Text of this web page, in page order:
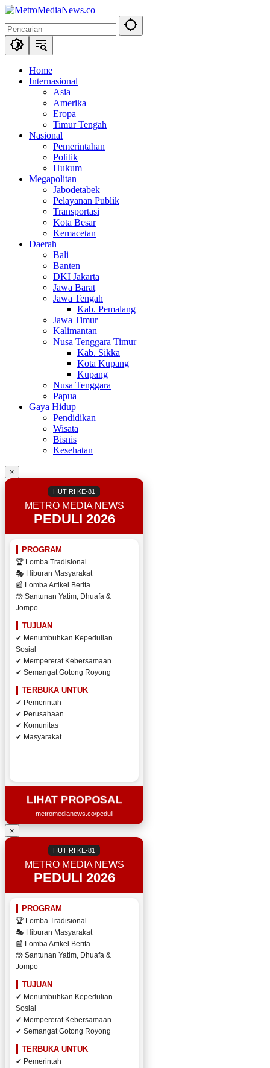
Langsung
konten
Home
Internasional
Asia
Amerika
Eropa
Timur Tengah
Nasional
Pemerintahan
Politik
Hukum
Megapolitan
Jabodetabek
Pelayanan Publik
Transportasi
Kota Besar
Kemacetan
Daerah
Bali
Banten
DKI Jakarta
Jawa Barat
Jawa Tengah
Kab. Pemalang
Jawa Timur
Kalimantan
Nusa Tenggara Timur
Kab. Sikka
Kota Kupang
Kupang
Nusa Tenggara
Papua
Gaya Hidup
Pendidikan
Wisata
Bisnis
Kesehatan
×
HUT RI KE-81
METRO MEDIA NEWS
PEDULI 2026
PROGRAM
🏆 Lomba Tradisional
🎭 Hiburan Masyarakat
📰 Lomba Artikel Berita
🤲 Santunan Yatim, Dhuafa &
Jompo
TUJUAN
✔ Menumbuhkan Kepedulian
Sosial
✔ Mempererat Kebersamaan
✔ Semangat Gotong Royong
TERBUKA UNTUK
✔ Pemerintah
✔ Perusahaan
✔ Komunitas
✔ Masyarakat
LIHAT PROPOSAL
metromedianews.co/peduli
×
HUT RI KE-81
METRO MEDIA NEWS
PEDULI 2026
PROGRAM
🏆 Lomba Tradisional
🎭 Hiburan Masyarakat
📰 Lomba Artikel Berita
🤲 Santunan Yatim, Dhuafa &
Jompo
TUJUAN
✔ Menumbuhkan Kepedulian
Sosial
✔ Mempererat Kebersamaan
✔ Semangat Gotong Royong
TERBUKA UNTUK
✔ Pemerintah